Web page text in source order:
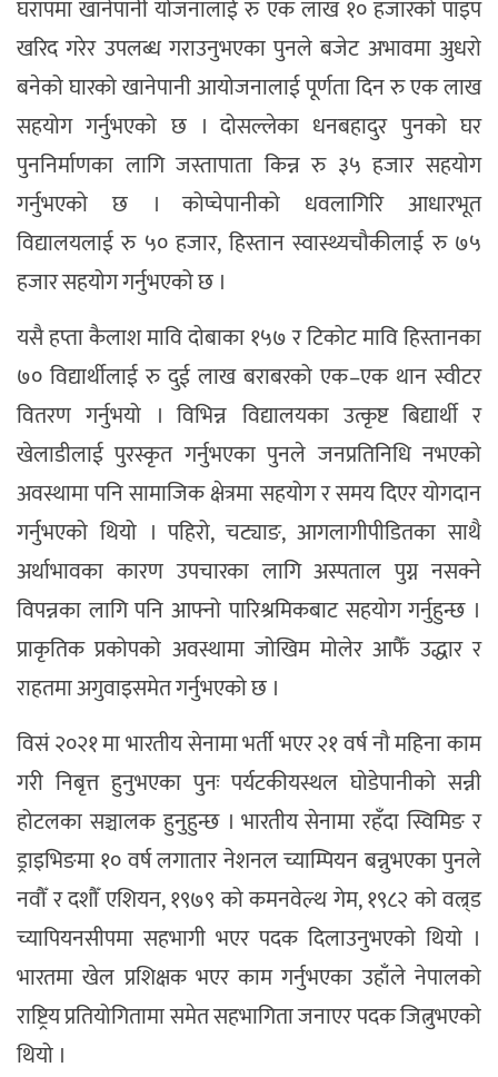
घरापमा खानेपानी योजनालाई रु एक लाख १० हजारको पाइप
खरिद गरेर उपलब्ध गराउनुभएका पुनले बजेट अभावमा अुधरो
बनेको घारको खानेपानी आयोजनालाई पूर्णता दिन रु एक लाख
सहयोग गर्नुभएको छ । दोसल्लेका धनबहादुर पुनको घर
पुननिर्माणका लागि जस्तापाता किन्न रु ३५ हजार सहयोग
गर्नुभएको छ । कोप्चेपानीको धवलागिरि आधारभूत
विद्यालयलाई रु ५० हजार, हिस्तान स्वास्थ्यचौकीलाई रु ७५
हजार सहयोग गर्नुभएको छ ।
यसै हप्ता कैलाश मावि दोबाका १५७ र टिकोट मावि हिस्तानका
७० विद्यार्थीलाई रु दुई लाख बराबरको एक–एक थान स्वीटर
वितरण गर्नुभयो । विभिन्न विद्यालयका उत्कृष्ट बिद्यार्थी र
खेलाडीलाई पुरस्कृत गर्नुभएका पुनले जनप्रतिनिधि नभएको
अवस्थामा पनि सामाजिक क्षेत्रमा सहयोग र समय दिएर योगदान
गर्नुभएको थियो । पहिरो, चट्याङ, आगलागीपीडितका साथै
अर्थाभावका कारण उपचारका लागि अस्पताल पुग्न नसक्ने
विपन्नका लागि पनि आफ्नो पारिश्रमिकबाट सहयोग गर्नुहुन्छ ।
प्राकृतिक प्रकोपको अवस्थामा जोखिम मोलेर आफैँ उद्धार र
राहतमा अगुवाइसमेत गर्नुभएको छ ।
विसं २०२१ मा भारतीय सेनामा भर्ती भएर २१ वर्ष नौ महिना काम
गरी निबृत्त हुनुभएका पुनः पर्यटकीयस्थल घोडेपानीको सन्नी
होटलका सञ्चालक हुनुहुन्छ । भारतीय सेनामा रहँदा स्विमिङ र
ड्राइभिङमा १० वर्ष लगातार नेशनल च्याम्पियन बन्नुभएका पुनले
नवौँ र दशाैँ एशियन, १९७९ को कमनवेल्थ गेम, १९८२ को वल्र्ड
च्यापियनसीपमा सहभागी भएर पदक दिलाउनुभएको थियो ।
भारतमा खेल प्रशिक्षक भएर काम गर्नुभएका उहाँले नेपालको
राष्ट्रिय प्रतियोगितामा समेत सहभागिता जनाएर पदक जित्नुभएको
थियो ।